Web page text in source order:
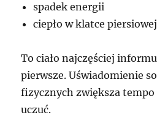
spadek energii
ciepło w klatce piersiowej
To ciało najczęściej
pierwsze. Uświadomienie
fizycznych zwiększa
uczuć.